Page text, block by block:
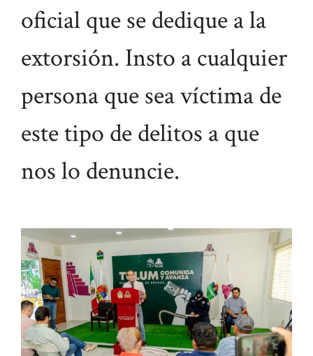
oficial que se dedique a la
extorsión. Insto a cualquier
persona que sea víctima de
este tipo de delitos a que
nos lo denuncie.